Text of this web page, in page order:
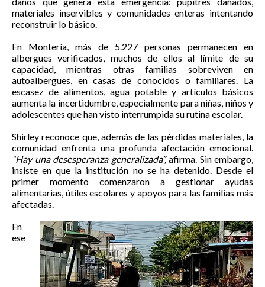
materiales inservibles y comunidades enteras intentando
reconstruir lo básico.
En Montería, más de 5.227 personas permanecen en
albergues verificados, muchos de ellos al límite de su
capacidad, mientras otras familias sobreviven en
autoalbergues, en casas de conocidos o familiares. La
escasez de alimentos, agua potable y artículos básicos
aumenta la incertidumbre, especialmente para niñas, niños y
adolescentes que han visto interrumpida su rutina escolar.
Shirley reconoce que, además de las pérdidas materiales, la
comunidad enfrenta una profunda afectación emocional.
“Hay una desesperanza generalizada”,afirma. Sin embargo,
insiste en que la institución no se ha detenido. Desde el
primer momento comenzaron a gestionar ayudas
alimentarias, útiles escolares y apoyos para las familias más
afectadas.
En
ese